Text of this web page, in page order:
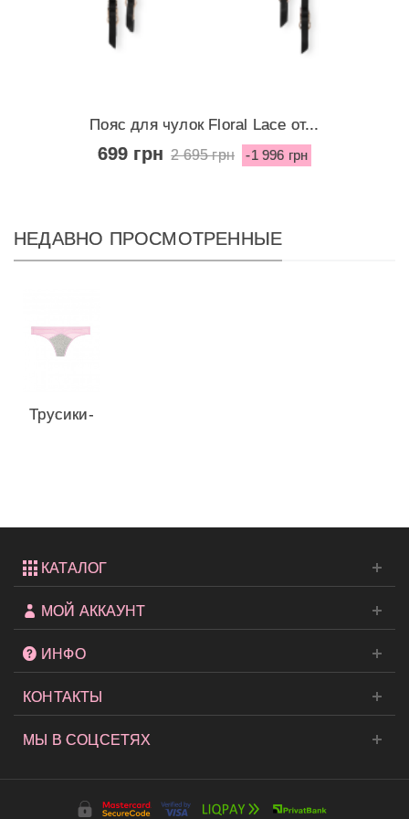
Пояс для чулок Floral Lace от...
699 грн 2 695 грн -1 996 грн
НЕДАВНО ПРОСМОТРЕННЫЕ
Трусики-
КАТАЛОГ
МОЙ АККАУНТ
ИНФО
КОНТАКТЫ
МЫ В СОЦСЕТЯХ